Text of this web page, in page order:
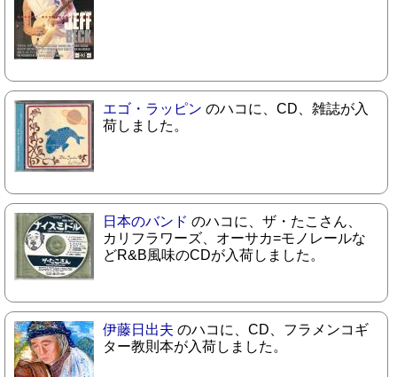
エゴ・ラッピン のハコに、CD、雑誌が入
荷しました。
日本のバンド のハコに、ザ・たこさん、
カリフラワーズ、オーサカ=モノレールな
どR&B風味のCDが入荷しました。
伊藤日出夫 のハコに、CD、フラメンコギ
ター教則本が入荷しました。